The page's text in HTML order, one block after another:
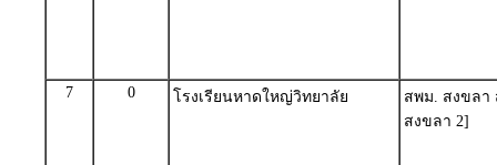
7 0 โรงเรียนหาดใหญ่วิทยาลัย
สพม. สงขลา
สงขลา 2]